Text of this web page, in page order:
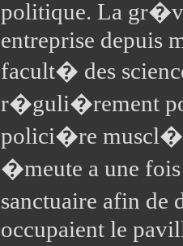
politique. La
entreprise depuis
facult� des
r�guli�rement
polici�re
�meute a une
sanctuaire afin
occupaient le